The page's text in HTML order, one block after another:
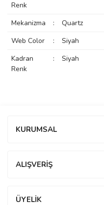
Renk
Mekanizma :
Quartz
Web Color
:
Siyah
Kadran
Renk
: Siyah
KURUMSAL
ALIŞVERİŞ
ÜYELİK